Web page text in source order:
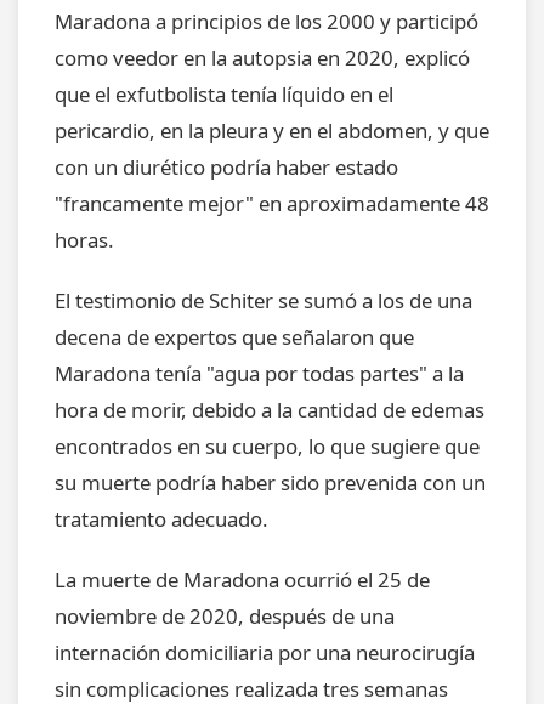
Maradona a principios de los 2000 y participó
como veedor en la autopsia en 2020, explicó
que el exfutbolista tenía líquido en el
pericardio, en la pleura y en el abdomen, y que
con un diurético podría haber estado
"francamente mejor" en aproximadamente 48
horas.
El testimonio de Schiter se sumó a los de una
decena de expertos que señalaron que
Maradona tenía "agua por todas partes" a la
hora de morir, debido a la cantidad de edemas
encontrados en su cuerpo, lo que sugiere que
su muerte podría haber sido prevenida con un
tratamiento adecuado.
La muerte de Maradona ocurrió el 25 de
noviembre de 2020, después de una
internación domiciliaria por una neurocirugía
sin complicaciones realizada tres semanas